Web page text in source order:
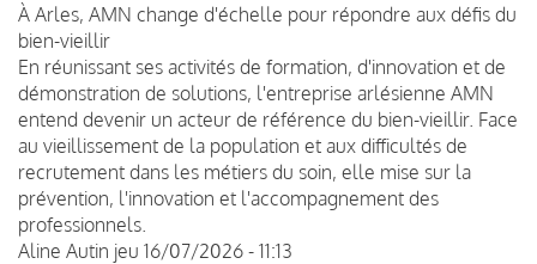
À Arles, AMN change d'échelle pour répondre aux défis du
bien-vieillir
En réunissant ses activités de formation, d'innovation et de
démonstration de solutions, l'entreprise arlésienne AMN
entend devenir un acteur de référence du bien-vieillir. Face
au vieillissement de la population et aux difficultés de
recrutement dans les métiers du soin, elle mise sur la
prévention, l'innovation et l'accompagnement des
professionnels.
Aline Autin jeu 16/07/2026 - 11:13